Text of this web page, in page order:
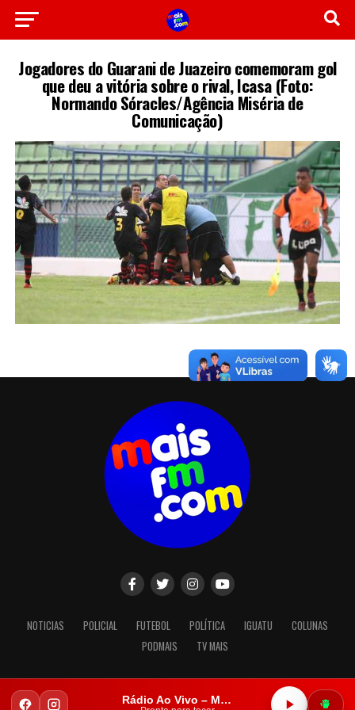
Jogadores do Guarani de Juazeiro comemoram gol
que deu a vitória sobre o rival, Icasa (Foto:
Normando Sóracles/Agência Miséria de
Comunicação)
NOTICIAS POLICIAL FUTEBOL POLÍTICA IGUATU
COLUNAS
PODMAIS
TV MAIS
Copyright © 2023. Todos os direitos reservados.
Rádio Ao Vivo – Mais FM Iguatu